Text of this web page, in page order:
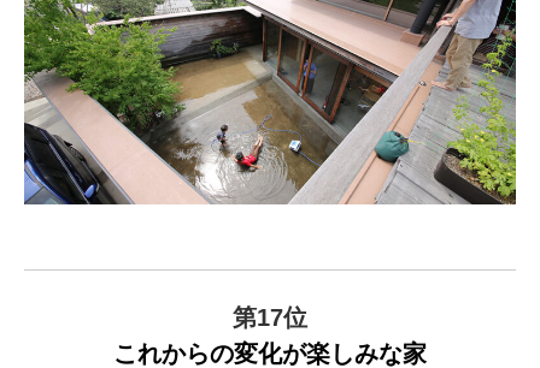
第17位
これからの変化が楽しみな家